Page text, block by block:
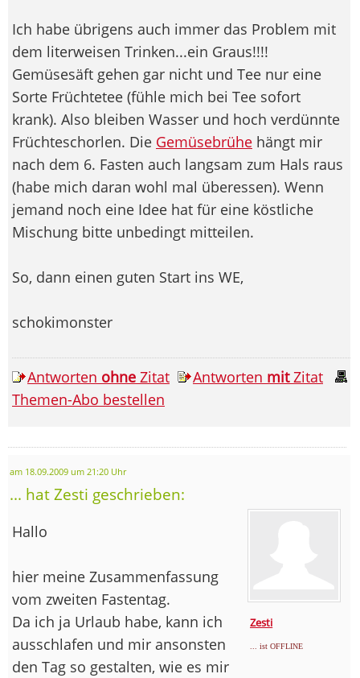
Ich habe übrigens auch immer das Problem mit
dem literweisen Trinken...ein Graus!!!!
Gemüsesäft gehen gar nicht und Tee nur eine
Sorte Früchtetee (fühle mich bei Tee sofort
krank). Also bleiben Wasser und hoch verdünnte
Früchteschorlen. Die Gemüsebrühe hängt mir
nach dem 6. Fasten auch langsam zum Hals raus
(habe mich daran wohl mal überessen). Wenn
jemand noch eine Idee hat für eine köstliche
Mischung bitte unbedingt mitteilen.
So, dann einen guten Start ins WE,
schokimonster
Antworten ohne Zitat Antworten mitZitat
Themen-Abo bestellen
am 18.09.2009 um 21:20 Uhr
... hat Zesti geschrieben:
Zesti
... ist OFFLINE
Hallo
hier meine Zusammenfassung
vom zweiten Fastentag.
Da ich ja Urlaub habe, kann ich
ausschlafen und mir ansonsten
den Tag so gestalten, wie es mir